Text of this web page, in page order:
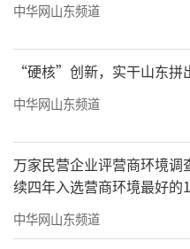
深圳方面，9月新
0日），深圳新建商
米，较8月日均增长
未明显增加影响，新
月深圳二手房成交
增长43%。国庆假期
深圳新建商品住宅日
年国庆假期增长22%。
中华网山东频道
“硬核”创新，实干山东拼
中华网山东频道
万家民营企业评营商环境
续四年入选营商环境最好的
中华网山东频道